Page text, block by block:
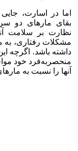
اما در اسارت،
بقای مار‌های دو
نظارت بر سلامت
مشکلات رفتاری،
داشته باشد. اگرچه
منحصر‌به‌فرد خود
آنها را نسبت به